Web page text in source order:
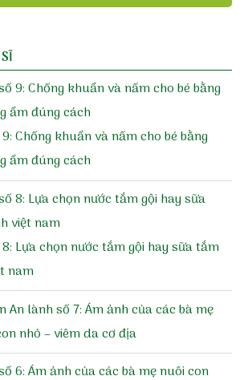
Chống khuẩn và nấm cho bé bằng
ẩm đúng cách
Lựa chọn nước tắm gội hay sữa tắm
nam
An lành số 7: Ám ảnh của các bà mẹ
nhỏ – viêm da cơ địa